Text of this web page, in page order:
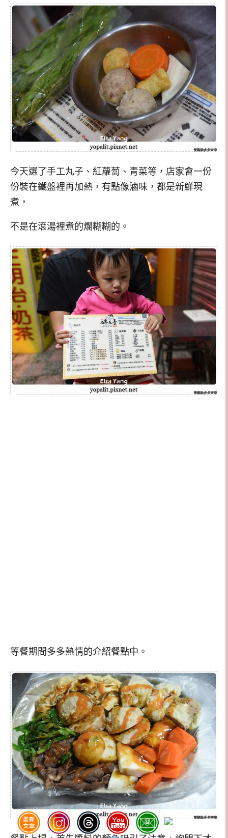
今天選了手工丸子、紅蘿蔔、青菜等，店家會一份
份裝在鐵盤裡再加熱，有點像滷味，都是新鮮現
煮，
不是在滾湯裡煮的爛糊糊的。
等餐期間多多熱情的介紹餐點中。